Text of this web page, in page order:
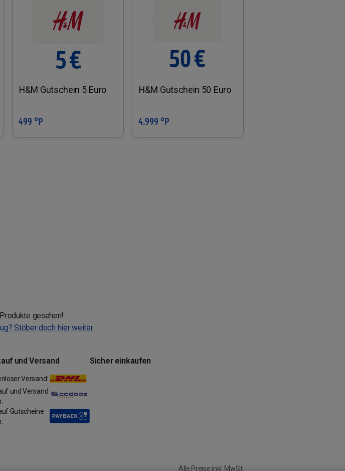
H&M Gutschein 5 Euro
499 °P
H&M Gutschein 50 Euro
In den Warenkorb
4.999 °P
gesehen!
Stöber doch hier weiter.
und Versand
Versand:
und Versand
Gutscheine
Sicher einkaufen
Alle Preise inkl. MwSt.